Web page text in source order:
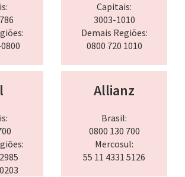
Capitais:
3003-1010
Demais Regiões:
0800 720 1010
Allianz
Brasil:
0800 130 700
Mercosul:
55 11 4331 5126